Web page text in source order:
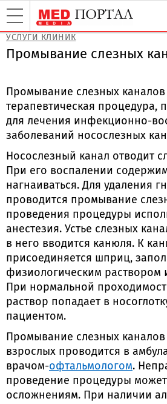
УСЛУГИ КЛИНИК
Промывание слезных
Промывание слезных
терапевтическая процедура,
для лечения инфекционно-
заболеваний носослезных
Носослезный канал отводит
При его воспалении
нагнаиваться. Для удаления
проводится промывание
проведения процедуры
анестезия. Устье слезных
в него вводится канюля. К
присоединяется шприц,
физиологическим раствором
При нормальной
раствор попадает в
пациентом.
Промывание слезных каналов
взрослых проводится в
врачом-офтальмологом.
проведение процедуры
осложнениям. При наличии